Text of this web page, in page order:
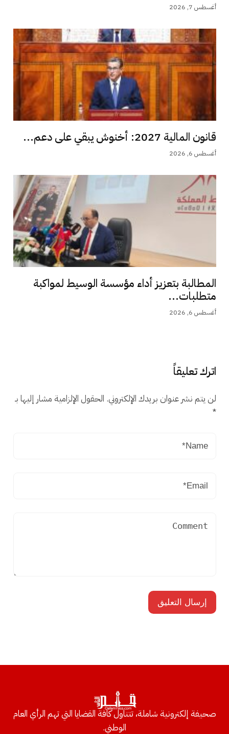
أغسطس 7, 2026
قانون المالية 2027: أخنوش يبقي على دعم...
أغسطس 6, 2026
المطالبة بتعزيز أداء مؤسسة الوسيط لمواكبة
متطلبات...
أغسطس 6, 2026
اترك تعليقاً
لن يتم نشر عنوان بريدك الإلكتروني. الحقول الإلزامية مشار إليها بـ
*
صحيفة إلكترونية شاملة، تتناول كافة القضايا التي تهم الرأي العام
الوطني.